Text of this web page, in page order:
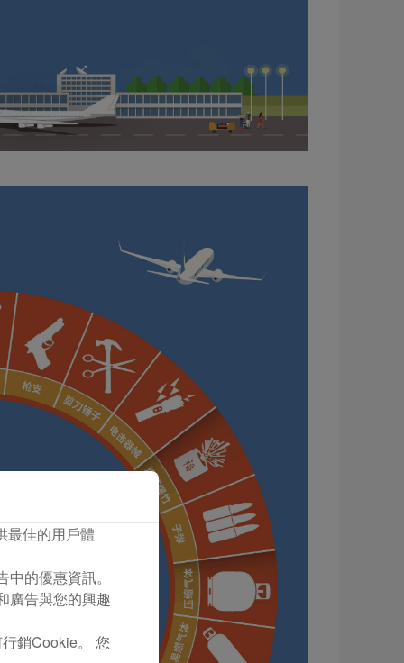
最佳的用戶體
的優惠資訊。
廣告與您的興趣
銷Cookie。 您